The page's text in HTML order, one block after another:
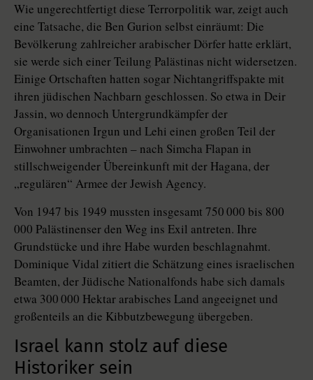
Wie ungerechtfertigt diese Terrorpolitik war, zeigt auch
eine Tatsache, die Ben Gurion selbst einräumt: Die
Bevölkerung zahlreicher arabischer Dörfer hatte erklärt,
sie werde sich einer Teilung Palästinas nicht widersetzen.
Einige Ortschaften hatten sogar Nichtangriffspakte mit
ihren jüdischen Nachbarn geschlossen. So etwa in Deir
Jassin, wo dennoch Untergrundkämpfer der
Organisationen Irgun und Lehi einen großen Teil der
Einwohner umbrachten – nach Simcha Flapan in
stillschweigender Übereinkunft mit der Hagana, der
„regulären“ Armee der Jewish Agency.
Von 1947 bis 1949 mussten insgesamt 750 000 bis 800
000 Palästinenser den Weg ins Exil antreten. Ihre
Grundstücke und ihre Habe wurden beschlagnahmt.
Dominique Vidal zitiert die Schätzung eines israelischen
Beamten, der Jüdische Nationalfonds habe sich damals
etwa 300 000 Hektar arabisches Land angeeignet und
großenteils an die Kibbutzbewegung übergeben.
Israel kann stolz auf diese
Historiker sein